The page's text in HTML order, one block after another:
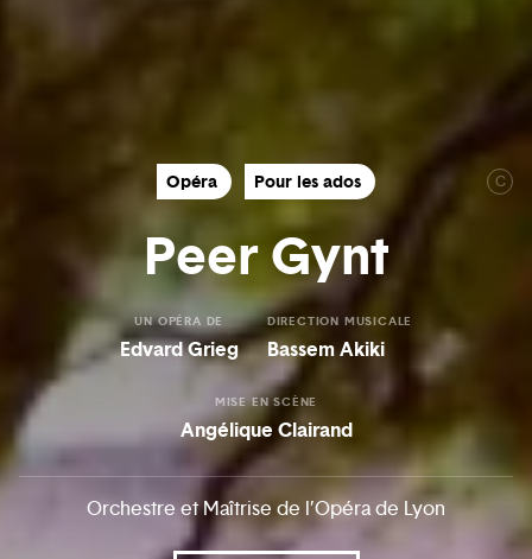
C
Opéra Pour les ados
Peer Gynt
UN OPÉRA DE
Edvard Grieg
DIRECTION MUSICALE
Bassem Akiki
MISE EN SCÈNE
Angélique Clairand
Orchestre et Maîtrise de l’Opéra de Lyon